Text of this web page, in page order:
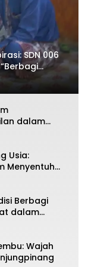
SDN 006
dalam
Usia:
Menyentuh
Berbagi
dalam
dalam
Wajah